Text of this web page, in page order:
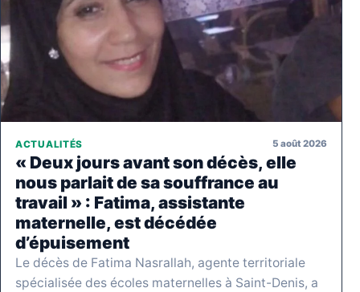
ACTUALITÉS 5 août 2026
« Deux jours avant son décès, elle
nous parlait de sa souffrance au
travail » : Fatima, assistante
maternelle, est décédée
d’épuisement
Le décès de Fatima Nasrallah, agente territoriale
spécialisée des écoles maternelles à Saint-Denis, a